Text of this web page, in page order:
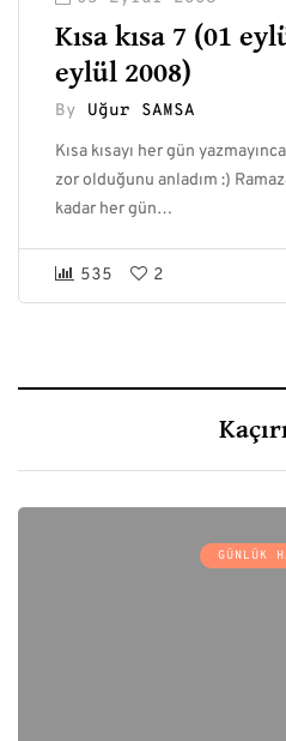
Kısa kısa 7 (01
eylül 2008)
By Uğur SAMSA
Kısa kısayı her gün
zor olduğunu anladım :)
kadar her gün…
535 2
GÜNLÜK